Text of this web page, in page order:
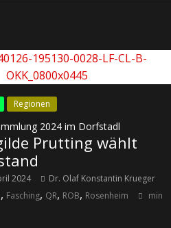
Regionen
2024 im Dorfstadl
Prutting wählt
2024
Dr. Olaf Konstantin Krueger
, Fasching, QR, ROB, Rosenheim
min